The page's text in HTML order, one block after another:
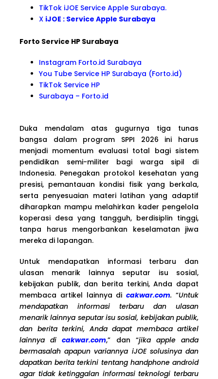
TikTok iJOE Service Apple Surabaya.
X iJOE : Service Apple Surabaya
Forto Service HP Surabaya
Instagram Forto.id Surabaya
You Tube Service HP Surabaya (Forto.id)
TikTok Service HP
Surabaya – Forto.id
Duka mendalam atas gugurnya tiga tunas
bangsa dalam program SPPI 2026 ini harus
menjadi momentum evaluasi total bagi sistem
pendidikan semi-militer bagi warga sipil di
Indonesia. Penegakan protokol kesehatan yang
presisi, pemantauan kondisi fisik yang berkala,
serta penyesuaian materi latihan yang adaptif
diharapkan mampu melahirkan kader pengelola
koperasi desa yang tangguh, berdisiplin tinggi,
tanpa harus mengorbankan keselamatan jiwa
mereka di lapangan.
Untuk mendapatkan informasi terbaru dan
ulasan menarik lainnya seputar isu sosial,
kebijakan publik, dan berita terkini, Anda dapat
membaca artikel lainnya dicakwar.com.“Untuk
mendapatkan informasi terbaru dan ulasan
menarik lainnya seputar isu sosial, kebijakan publik,
dan berita terkini, Anda dapat membaca artikel
lainnya dicakwar.com,” dan “jika apple anda
bermasalah apapun variannya iJOE solusinya dan
dapatkan berita terkini tentang handphone android
agar tidak ketinggalan informasi teknologi terbaru